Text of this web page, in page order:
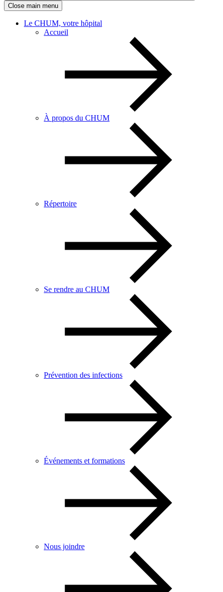
Close main menu
Le CHUM, votre hôpital
Accueil
À propos du CHUM
Répertoire
Se rendre au CHUM
Prévention des infections
Événements et formations
Nous joindre